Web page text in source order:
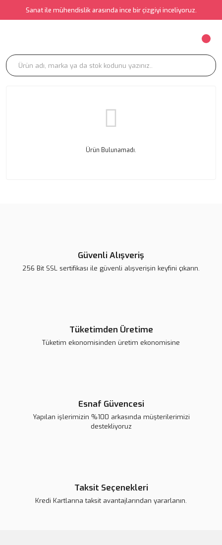
Sanat ile mühendislik arasında ince bir çizgiyi inceliyoruz.
Ürün Bulunamadı.
Güvenli Alışveriş
256 Bit SSL sertifikası ile güvenli alışverişin keyfini çıkarın.
Tüketimden Üretime
Tüketim ekonomisinden üretim ekonomisine
Esnaf Güvencesi
Yapılan işlerimizin %100 arkasında müşterilerimizi
destekliyoruz
Taksit Seçenekleri
Kredi Kartlarına taksit avantajlarından yararlanın.